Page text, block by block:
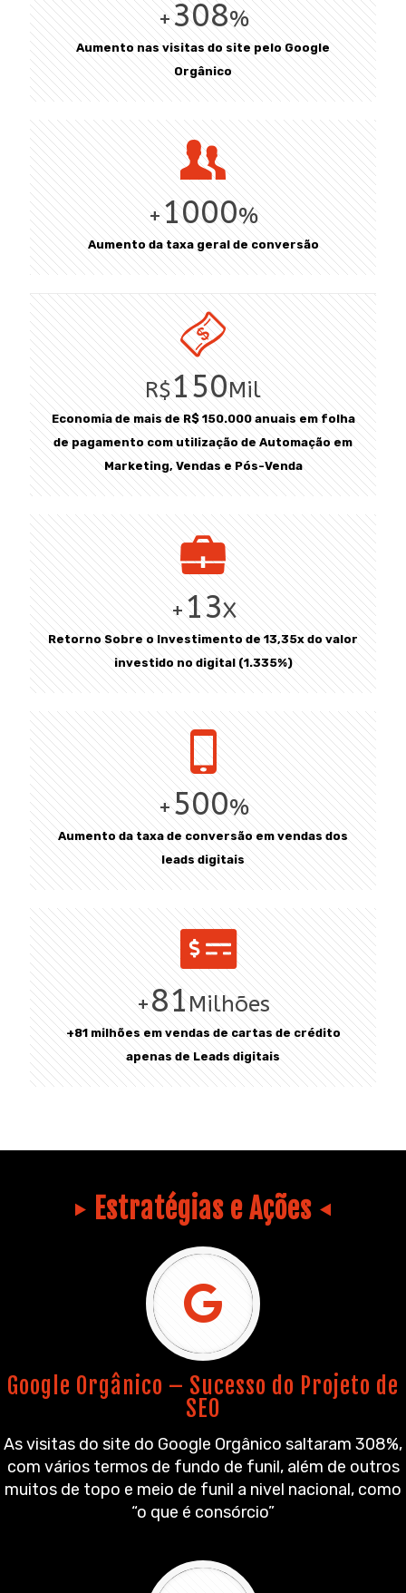
+308%
Aumento nas visitas do site pelo Google
Orgânico
+1000%
Aumento da taxa geral de conversão
R$150Mil
Economia de mais de R$ 150.000 anuais em folha
de pagamento com utilização de Automação em
Marketing, Vendas e Pós-Venda
+13X
Retorno Sobre o Investimento de 13,35x do valor
investido no digital (1.335%)
+500%
Aumento da taxa de conversão em vendas dos
leads digitais
+81Milhões
+81 milhões em vendas de cartas de crédito
apenas de Leads digitais
Estratégias e Ações
Google Orgânico – Sucesso do Projeto de
SEO
As visitas do site do Google Orgânico saltaram 308%,
com vários termos de fundo de funil, além de outros
muitos de topo e meio de funil a nivel nacional, como
“o que é consórcio”